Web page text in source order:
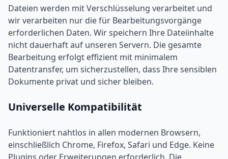
Dateien werden mit Verschlüsselung verarbeitet und
wir verarbeiten nur die für Bearbeitungsvorgänge
erforderlichen Daten. Wir speichern Ihre Dateiinhalte
nicht dauerhaft auf unseren Servern. Die gesamte
Bearbeitung erfolgt effizient mit minimalem
Datentransfer, um sicherzustellen, dass Ihre sensiblen
Dokumente privat und sicher bleiben.
Universelle Kompatibilität
Funktioniert nahtlos in allen modernen Browsern,
einschließlich Chrome, Firefox, Safari und Edge. Keine